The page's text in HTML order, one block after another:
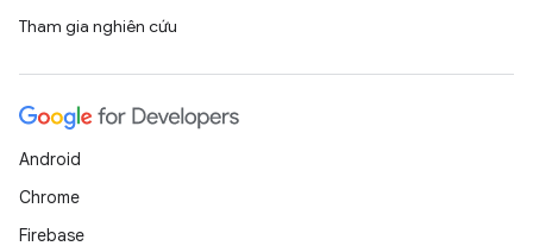
Tham gia nghiên cứu
Android
Chrome
Firebase